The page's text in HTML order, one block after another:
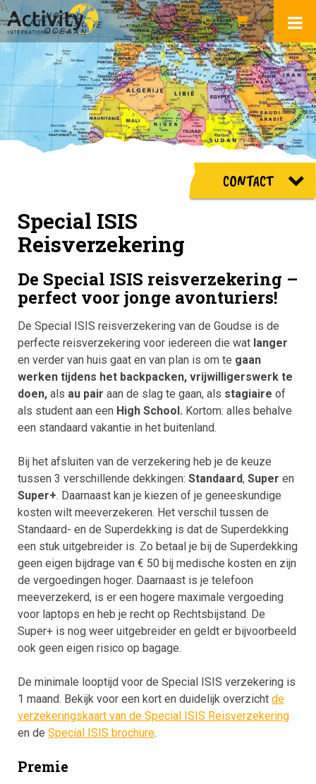
CONTACT
Special ISIS
Reisverzekering
De Special ISIS reisverzekering –
perfect voor jonge avonturiers!
De Special ISIS reisverzekering van de Goudse is de
perfecte reisverzekering voor iedereen die wat langer
en verder van huis gaat en van plan is om te gaan
werken tijdens het backpacken, vrijwilligerswerk te
doen, als au pair aan de slag te gaan, als stagiaire of
als student aan een High School. Kortom: alles behalve
een standaard vakantie in het buitenland.
Bij het afsluiten van de verzekering heb je de keuze
tussen 3 verschillende dekkingen: Standaard, Super en
Super+. Daarnaast kan je kiezen of je geneeskundige
kosten wilt meeverzekeren. Het verschil tussen de
Standaard- en de Superdekking is dat de Superdekking
een stuk uitgebreider is. Zo betaal je bij de Superdekking
geen eigen bijdrage van € 50 bij medische kosten en zijn
de vergoedingen hoger. Daarnaast is je telefoon
meeverzekerd, is er een hogere maximale vergoeding
voor laptops en heb je recht op Rechtsbijstand. De
Super+ is nog weer uitgebreider en geldt er bijvoorbeeld
ook geen eigen risico op bagage.
De minimale looptijd voor de Special ISIS verzekering is
1 maand. Bekijk voor een kort en duidelijk overzicht de
verzekeringskaart van de Special ISIS Reisverzekering
en de Special ISIS brochure.
Premie